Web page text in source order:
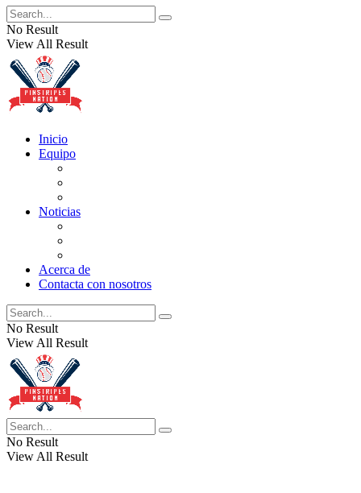
No Result
View All Result
Inicio
Equipo
Noticias
Acerca de
Contacta con nosotros
No Result
View All Result
No Result
View All Result